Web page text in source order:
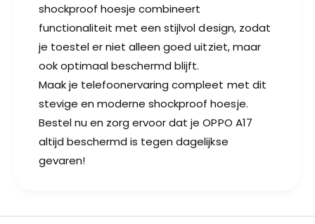
shockproof hoesje combineert
functionaliteit met een stijlvol design, zodat
je toestel er niet alleen goed uitziet, maar
ook optimaal beschermd blijft.
Maak je telefoonervaring compleet met dit
stevige en moderne shockproof hoesje.
Bestel nu en zorg ervoor dat je OPPO A17
altijd beschermd is tegen dagelijkse
gevaren!